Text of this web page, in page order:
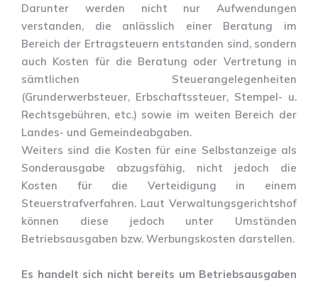
Darunter werden nicht nur Aufwendungen
verstanden, die anlässlich einer Beratung im
Bereich der Ertragsteuern entstanden sind, sondern
auch Kosten für die Beratung oder Vertretung in
sämtlichen Steuerangelegenheiten
(Grunderwerbsteuer, Erbschaftssteuer, Stempel- u.
Rechtsgebühren, etc.) sowie im weiten Bereich der
Landes- und Gemeindeabgaben.
Weiters sind die Kosten für eine Selbstanzeige als
Sonderausgabe abzugsfähig, nicht jedoch die
Kosten für die Verteidigung in einem
Steuerstrafverfahren. Laut Verwaltungsgerichtshof
können diese jedoch unter Umständen
Betriebsausgaben bzw. Werbungskosten darstellen.
Es handelt sich nicht bereits um Betriebsausgaben